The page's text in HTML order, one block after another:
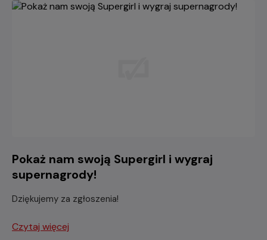
Pokaż nam swoją Supergirl i wygraj
supernagrody!
Dziękujemy za zgłoszenia!
Czytaj więcej